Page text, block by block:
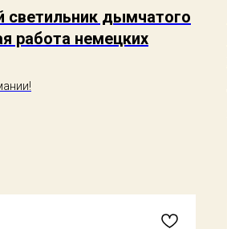
светильник дымчатого
работа немецких